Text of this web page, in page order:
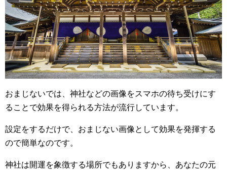
おまじないでは、神社などの画像をスマホの待ち受けにす
ることで効果を得られる方法が流行しています。
設定をするだけで、おまじない画像として効果を発揮する
ので簡単なのです。
神社は開運を象徴する場所でもありますから、あなたの元